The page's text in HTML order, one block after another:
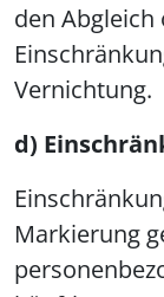
den
Vernichtung.
d)
Markierung